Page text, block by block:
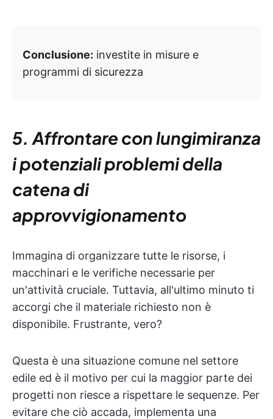
Conclusione: investite in misure e
programmi di sicurezza
5. Affrontare con lungimiranza
i potenziali problemi della
catena di
approvvigionamento
Immagina di organizzare tutte le risorse, i
macchinari e le verifiche necessarie per
un'attività cruciale. Tuttavia, all'ultimo minuto ti
accorgi che il materiale richiesto non è
disponibile. Frustrante, vero?
Questa è una situazione comune nel settore
edile ed è il motivo per cui la maggior parte dei
progetti non riesce a rispettare le sequenze. Per
evitare che ciò accada, implementa una